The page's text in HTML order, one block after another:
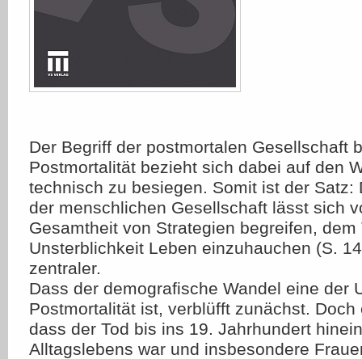
Der Begriff der postmortalen Gesellschaft
Postmortalität bezieht sich dabei auf den
technisch zu besiegen. Somit ist der Satz:
der menschlichen Gesellschaft lässt sich
Gesamtheit von Strategien begreifen,
Unsterblichkeit Leben einzuhauchen (S.
zentraler.
Dass der demografische Wandel eine der
Postmortalität ist, verblüfft zunächst. Doch
dass der Tod bis ins 19. Jahrhundert
Alltagslebens war und insbesondere